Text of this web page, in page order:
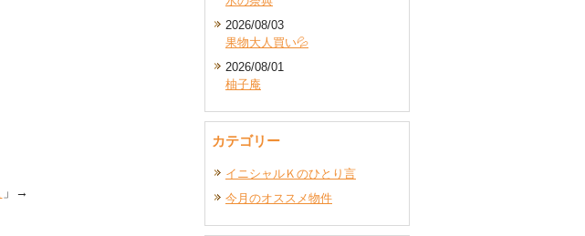
」→
2026/08/03
果物大人買い💦
2026/08/01
柚子庵
カテゴリー
イニシャルＫのひとり言
今月のオススメ物件